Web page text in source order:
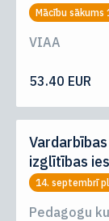
Mācību sākums
VIAA
53.40 EUR
izglītības
14. septembrī
Pedagogu